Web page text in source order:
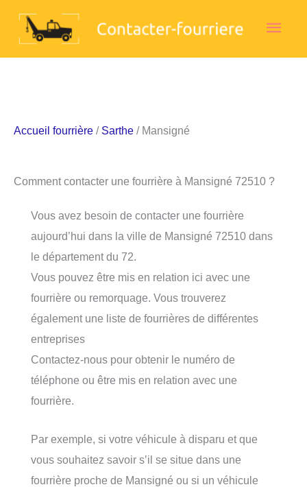
Accueil fourrière / Sarthe / Mansigné
Comment contacter une fourrière à Mansigné 72510 ?
Vous avez besoin de contacter une fourrière
aujourd’hui dans la ville de Mansigné 72510 dans
le département du 72.
Vous pouvez être mis en relation ici avec une
fourrière ou remorquage. Vous trouverez
également une liste de fourrières de différentes
entreprises
Contactez-nous pour obtenir le numéro de
téléphone ou être mis en relation avec une
fourrière.
Par exemple, si votre véhicule à disparu et que
vous souhaitez savoir s’il se situe dans une
fourrière proche de Mansigné ou si un véhicule